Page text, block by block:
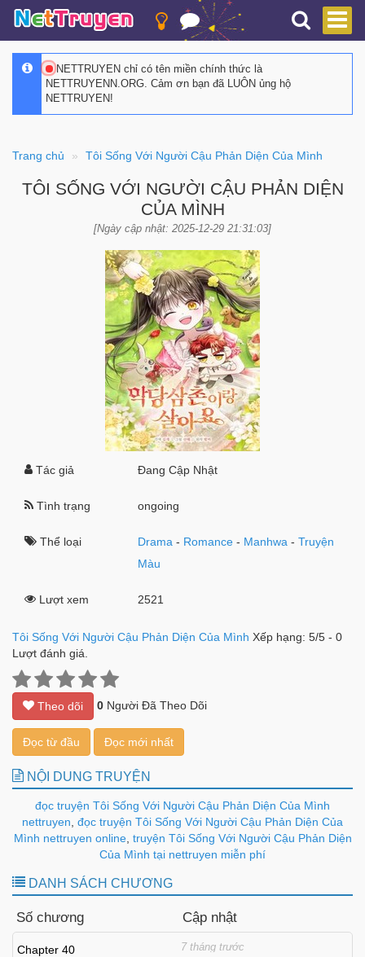
NETTRUYEN chỉ có tên miền chính thức là
NETTRUYENN.ORG. Cảm ơn bạn đã LUÔN ủng hộ
NETTRUYEN!
Trang chủ Tôi Sống Với Người Cậu Phản Diện Của Mình
TÔI SỐNG VỚI NGƯỜI CẬU PHẢN DIỆN
CỦA MÌNH
[Ngày cập nhật: 2025-12-29 21:31:03]
Tác giả Đang Cập Nhật
Tình trạng ongoing
Thể loại Drama - Romance - Manhwa -Truyện
Màu
Lượt xem 2521
Tôi Sống Với Người Cậu Phản Diện Của Mình Xếp hạng: 5/5 - 0
Lượt đánh giá.
Theo dõi 0 Người Đã Theo Dõi
Đọc từ đầu Đọc mới nhất
NỘI DUNG TRUYỆN
đọc truyện Tôi Sống Với Người Cậu Phản Diện Của Mình
nettruyen đọc truyện Tôi Sống Với Người Cậu Phản Diện Của
Mình nettruyen online, truyện Tôi Sống Với Người Cậu Phản Diện
Của Mình tại nettruyen miễn phí
DANH SÁCH CHƯƠNG
Số chương Cập nhật
Chapter 40 7 tháng trước